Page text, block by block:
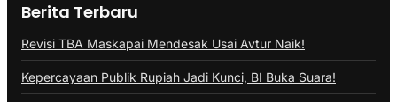
Berita Terbaru
Revisi TBA Maskapai Mendesak Usai Avtur Naik!
Kepercayaan Publik Rupiah Jadi Kunci, BI Buka Suara!